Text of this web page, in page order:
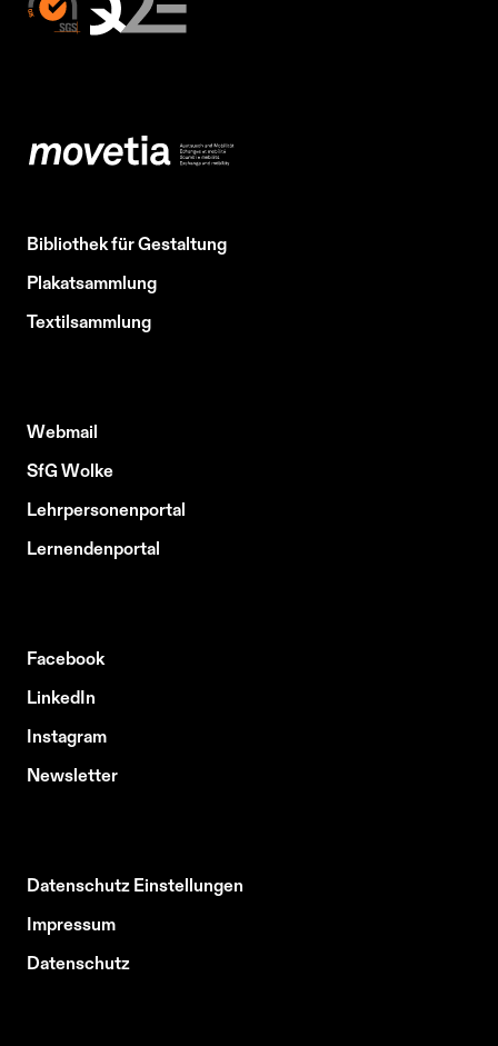
Bibliothek für Gestaltung
Plakatsammlung
Textilsammlung
Webmail
SfG Wolke
Lehrpersonenportal
Lernendenportal
Facebook
LinkedIn
Instagram
Newsletter
Datenschutz Einstellungen
Impressum
Datenschutz